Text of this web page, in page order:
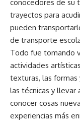
conocedores de su
trayectos para
pueden
de transporte
Todo fue tomando
actividades
texturas, las formas
las técnicas y llevar
conocer cosas
experiencias más